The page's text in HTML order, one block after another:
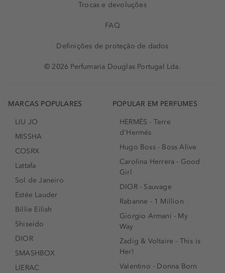
Trocas e devoluções
FAQ
Definições de proteção de dados
© 2026 Perfumaria Douglas Portugal Lda.
MARCAS POPULARES
LIU JO
MISSHA
COSRX
Lattafa
Sol de Janeiro
Estée Lauder
Billie Eilish
Shiseido
DIOR
SMASHBOX
LIERAC
POPULAR EM PERFUMES
HERMÈS - Terre
d'Hermés
Hugo Boss - Boss Alive
Carolina Herrera - Good
Girl
DIOR - Sauvage
Rabanne - 1 Million
Giorgio Armani - My
Way
Zadig & Voltaire - This is
Her!
Valentino - Donna Born